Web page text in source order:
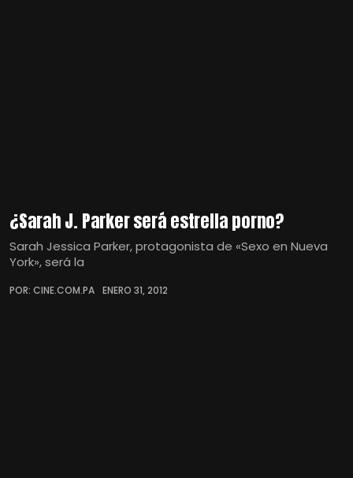
¿Sarah J. Parker será estrella porno?
Sarah Jessica Parker, protagonista de «Sexo en Nueva
York», será la
POR: CINE.COM.PA ENERO 31, 2012